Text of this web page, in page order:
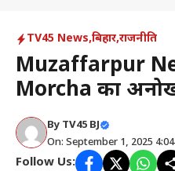
TV45 News,बिहार,राजनीति
Muzaffarpur
Morcha का अनोखा
By TV45 BJ
On: September 1, 2025
Follow Us: